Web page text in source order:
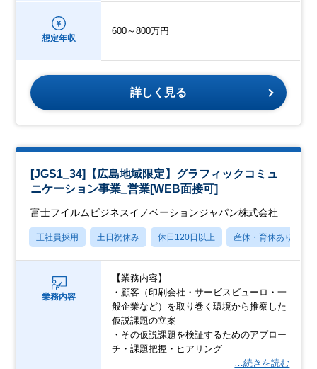
想定年収
600～800万円
詳しく見る
[JGS1_34]【広島地域限定】グラフィックコミュ
ニケーション事業_営業[WEB面接可]
富士フイルムビジネスイノベーションジャパン株式会社
正社員採用 土日祝休み 休日120日以上 産休・育休あり
業務内容
【業務内容】
・顧客（印刷会社・サービスビューロ・一
般企業など）を取り巻く環境から推察した
仮説課題の立案
・その仮説課題を検証するためのアプロー
チ・課題把握・ヒアリング
…続きを読む